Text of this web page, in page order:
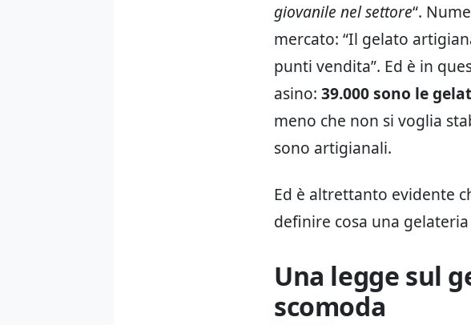
giovanile nel settore“.
mercato: “Il gelato
punti vendita”. Ed è in
asino: 39.000 sono le
meno che non si voglia
sono artigianali.
Ed è altrettanto evidente
definire cosa una
Una legge sul
scomoda